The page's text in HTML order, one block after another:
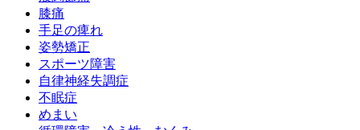
膝痛
手足の痺れ
姿勢矯正
スポーツ障害
自律神経失調症
不眠症
めまい